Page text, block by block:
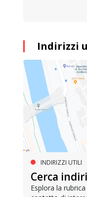
Indirizzi
INDIRIZZI UTILI
Cerca
Esplora la